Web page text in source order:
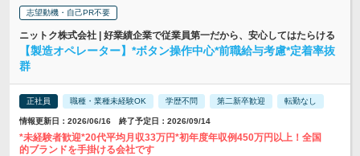
志望動機・自己PR不要
ニットク株式会社 | 好業績企業で従業員第一だから、安心してはたらける
【製造オペレーター】*ボタン操作中心*前職給与考慮*定着率抜
群
正社員 職種・業種未経験OK 学歴不問 第二新卒歓迎 転勤なし
情報更新日：2026/06/16 終了予定日：2026/09/14
*未経験者歓迎*20代平均月収33万円*初年度年収例450万円以上！全国
的ブランドを手掛ける会社です